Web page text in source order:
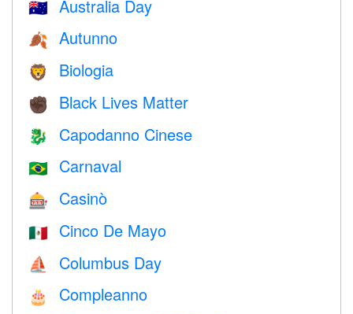
🇦🇺 Australia Day
🍂 Autunno
🦁 Biologia
✊🏿 Black Lives Matter
🐉 Capodanno Cinese
🇧🇷 Carnaval
🎰 Casinò
🇲🇽 Cinco De Mayo
⛵️ Columbus Day
🎂 Compleanno